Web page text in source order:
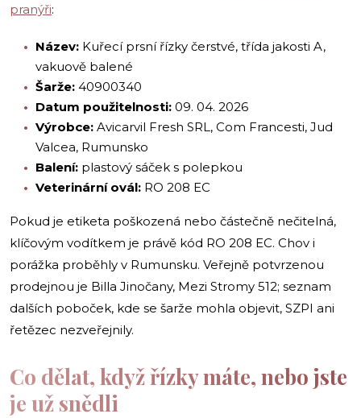
pranýři:
Název: Kuřecí prsní řízky čerstvé, třída jakosti A,
vakuově balené
Šarže: 40900340
Datum použitelnosti: 09. 04. 2026
Výrobce: Avicarvil Fresh SRL, Com Francesti, Jud
Valcea, Rumunsko
Balení: plastový sáček s polepkou
Veterinární ovál: RO 208 EC
Pokud je etiketa poškozená nebo částečně nečitelná,
klíčovým vodítkem je právě kód RO 208 EC. Chov i
porážka proběhly v Rumunsku. Veřejně potvrzenou
prodejnou je Billa Jinočany, Mezi Stromy 512; seznam
dalších poboček, kde se šarže mohla objevit, SZPI ani
řetězec nezveřejnily.
Co dělat, když řízky máte, nebo jste
je už snědli